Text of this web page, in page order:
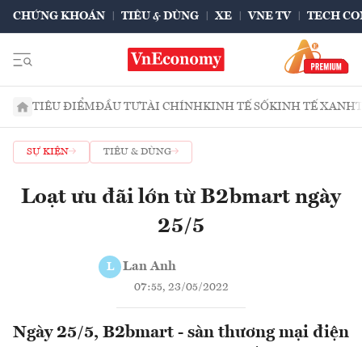
CHỨNG KHOÁN TIÊU & DÙNG XE VNE TV TECH
TIÊU ĐIỂMĐẦU TƯTÀI CHÍNHKINH TẾ SỐKINH TẾ XANH
SỰ KIỆN TIÊU & DÙNG
Loạt ưu đãi lớn từ B2bmart ngày
25/5
L Lan Anh
07:55, 23/05/2022
Ngày 25/5, B2bmart - sàn thương mại điện